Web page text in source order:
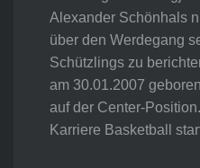
Alexander Schönhals
über den Werdegang
Schützlings zu
am 30.01.2007
auf der Center-
Karriere Basketball